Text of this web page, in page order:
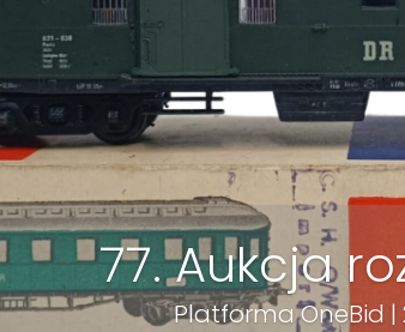
77. Aukcja
Platforma OneBid